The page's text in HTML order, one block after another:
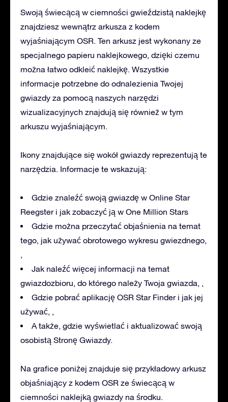
Swoją świecącą w ciemności gwieździstą naklejkę
znajdziesz wewnątrz arkusza z kodem
wyjaśniającym OSR. Ten arkusz jest wykonany ze
specjalnego papieru naklejkowego, dzięki czemu
można łatwo odkleić naklejkę. Wszystkie
informacje potrzebne do odnalezienia Twojej
gwiazdy za pomocą naszych narzędzi
wizualizacyjnych znajdują się również w tym
arkuszu wyjaśniającym.
Ikony znajdujące się wokół gwiazdy reprezentują te
narzędzia. Informacje te wskazują:
Gdzie znaleźć swoją gwiazdę w Online Star
Reegster i jak zobaczyć ją w One Million Stars
Gdzie można przeczytać objaśnienia na temat
tego, jak używać obrotowego wykresu gwiezdnego,
,
Jak naleźć więcej informacji na temat
gwiazdozbioru, do którego należy Twoja gwiazda, ,
Gdzie pobrać aplikację OSR Star Finder i jak jej
używać, ,
A także, gdzie wyświetlać i aktualizować swoją
osobistą Stronę Gwiazdy.
Na grafice poniżej znajduje się przykładowy arkusz
objaśniający z kodem OSR ze świecącą w
ciemności naklejką gwiazdy na środku.